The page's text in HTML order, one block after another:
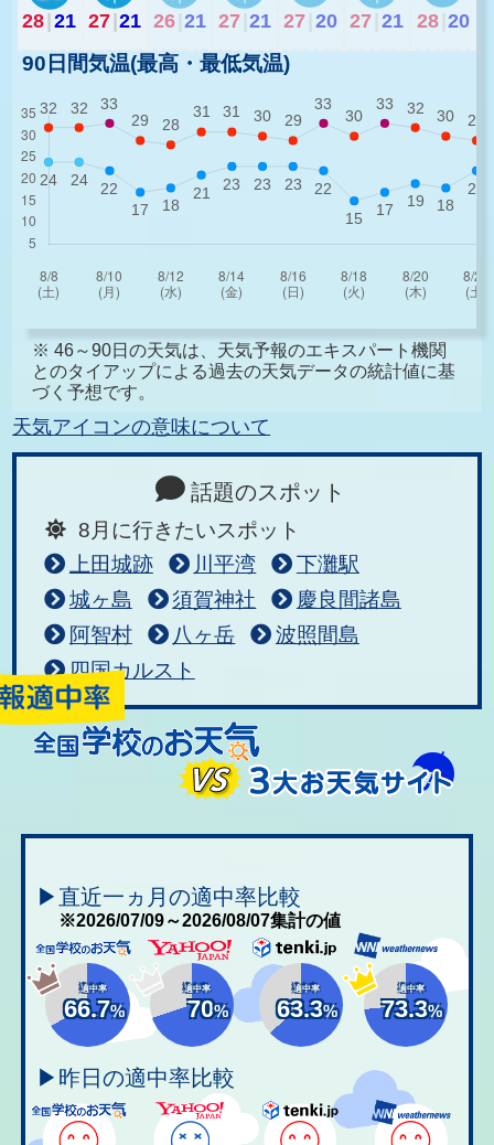
28|21 27|21 26 21 27 21 27 20 27 21 28 20
90日間気温(最高・最低気温)
※ 46～90日の天気は、天気予報のエキスパート機関
とのタイアップによる過去の天気データの統計値に基
づく予想です。
天気アイコンの意味について
話題のスポット
8月に行きたいスポット
上田城跡
川平湾
下灘駅
城ヶ島
須賀神社
慶良間諸島
阿智村
八ヶ岳
波照間島
四国カルスト
▶直近一ヵ月の適中率比較
※2026/07/09～2026/08/07集計の値
適中率
66.7%
適中率
70%
適中率
63.3%
適中率
73.3%
▶昨日の適中率比較